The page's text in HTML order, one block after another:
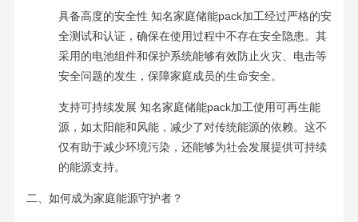
具备高度的安全性 知名家庭储能pack加工经过严格的安
全测试和认证，确保在使用过程中不存在安全隐患。其
采用的电池组件和保护系统能够有效防止火灾、电击等
安全问题的发生，保障家庭成员的生命安全。
支持可持续发展 知名家庭储能pack加工使用可再生能
源，如太阳能和风能，减少了对传统能源的依赖。这不
仅有助于减少环境污染，还能够为社会发展提供可持续
的能源支持。
二、如何成为家庭能源守护者？